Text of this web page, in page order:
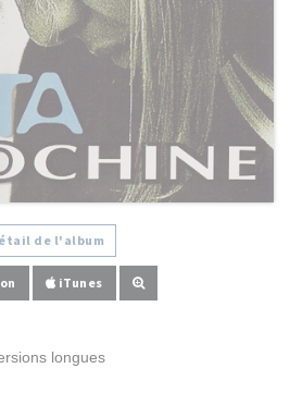
de l'album
iTunes
longues